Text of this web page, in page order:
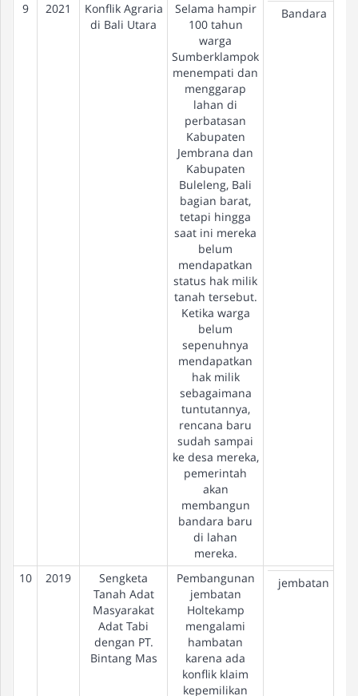
9 2021
Konflik Agraria
di Bali Utara
Selama hampir
100 tahun
warga
Sumberklampok
menempati dan
menggarap
lahan di
perbatasan
Kabupaten
Jembrana dan
Kabupaten
Buleleng, Bali
bagian barat,
tetapi hingga
saat ini mereka
belum
mendapatkan
status hak milik
tanah tersebut.
Ketika warga
belum
sepenuhnya
mendapatkan
hak milik
sebagaimana
tuntutannya,
rencana baru
sudah sampai
ke desa mereka,
pemerintah
akan
membangun
bandara baru
di lahan
mereka.
Bandara
10 2019
Sengketa
Tanah Adat
Masyarakat
Adat Tabi
dengan PT.
Bintang Mas
Pembangunan
jembatan
Holtekamp
mengalami
hambatan
karena ada
konflik klaim
kepemilikan
jembatan